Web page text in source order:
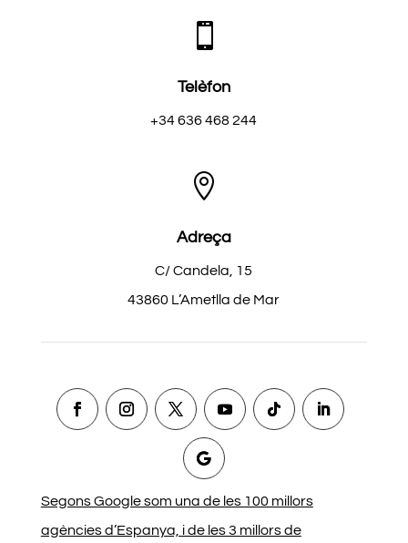

Telèfon
+34 636 468 244

Adreça
C/ Candela, 15
43860 L’Ametlla de Mar
Segons Google som una de les 100 millors
agències d’Espanya, i de les 3 millors de